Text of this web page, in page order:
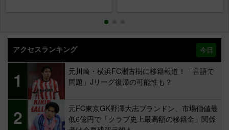
アクセスランキング 今日
1
元川崎・横浜FC瀬古樹に移籍報道！「言語で
問題」Jリーグ復帰の可能性も？
2
元FC東京GK野澤大志ブランドン、市場価値最
低6億円で「クラブ史上最高額の移籍金」関係